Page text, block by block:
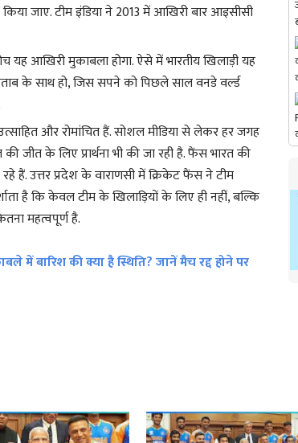
जाए. टीम इंडिया ने 2013 में आखिरी बार आइसीसी
यह आखिरी मुकाबला होगा. ऐसे में भारतीय खिलाड़ी यह
के साथ हो, जिस सपने को पिछले साल वनडे वर्ल्ड
और रोमांचित हैं. सोशल मीडिया से लेकर हर जगह
जीत के लिए प्रार्थना भी की जा रही है. फैंस भारत की
हैं. उत्तर प्रदेश के वाराणसी में क्रिकेट फैंस ने टीम
है कि केवल टीम के खिलाड़ियों के लिए ही नहीं, बल्कि
महत्वपूर्ण है.
में बारिश की क्या है स्थिति? जानें मैच रद्द होने पर